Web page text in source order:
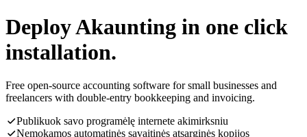
Deploy Akaunting in one click
installation.
Free open-source accounting software for small businesses and
freelancers with double-entry bookkeeping and invoicing.
Publikuok savo programėlę internete akimirksniu
Nemokamos automatinės savaitinės atsarginės kopijos